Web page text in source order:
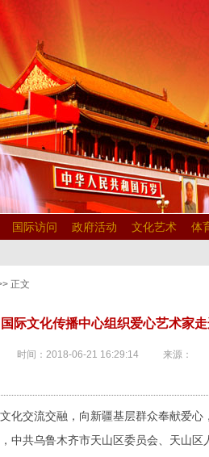
国际访问 政府活动 文化艺术 体
正文
际文化传播中心组织爱心艺术家
时间：2018-06-21 16:29:14 来源：
化交流交融，向新疆基层群众奉献爱
中共乌鲁木齐市天山区委员会、天山区